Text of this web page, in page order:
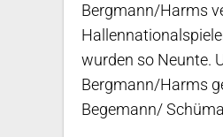
Bergmann/Harms
wurden so Neunte.
Bergmann/Harms
Begemann/